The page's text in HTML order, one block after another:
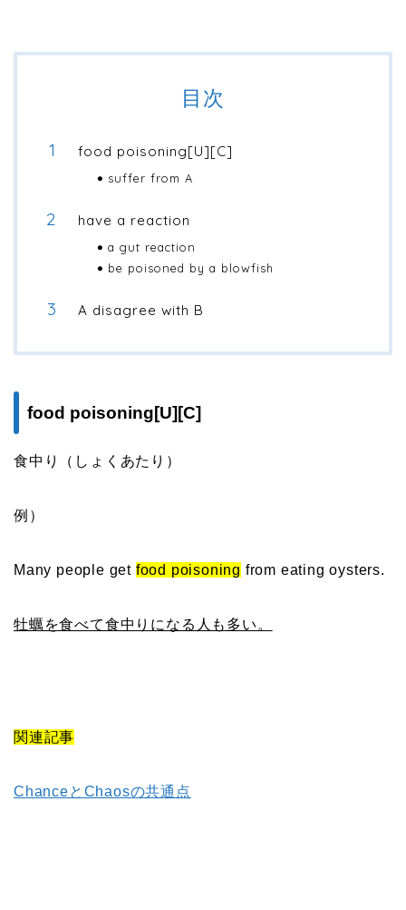
目次
food poisoning[U][C]
suffer from A
have a reaction
a gut reaction
be poisoned by a blowfish
A disagree with B
food poisoning[U][C]
食中り（しょくあたり）
例）
Many people get food poisoning from eating oysters.
牡蠣を食べて食中りになる人も多い。
関連記事
ChanceとChaosの共通点